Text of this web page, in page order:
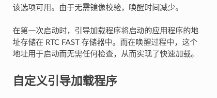
该选项可用。由于无需镜像校验，唤醒时间减少。
在第一次启动时，引导加载程序将启动的应用程序的地
址存储在 RTC FAST 存储器中。而在唤醒过程中，这个
地址用于启动而无需任何检查，从而实现了快速加载。
自定义引导加载程序